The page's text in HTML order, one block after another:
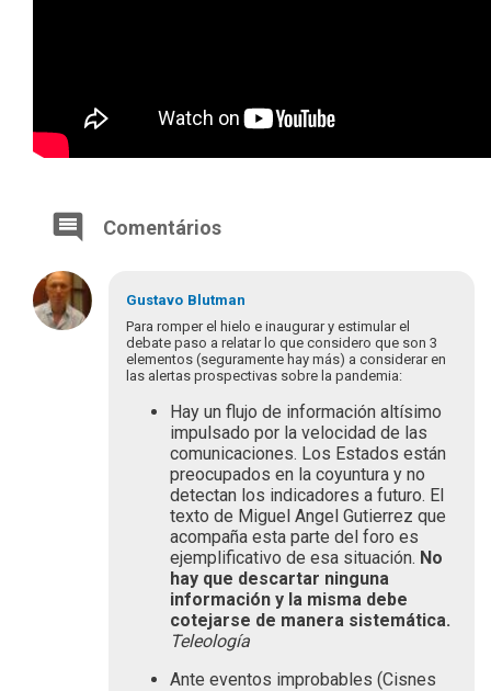
Comentários
Gustavo Blutman
Para romper el hielo e inaugurar y estimular el
debate paso a relatar lo que considero que son 3
elementos (seguramente hay más) a considerar en
las alertas prospectivas sobre la pandemia:
Hay un flujo de información altísimo
impulsado por la velocidad de las
comunicaciones. Los Estados están
preocupados en la coyuntura y no
detectan los indicadores a futuro. El
texto de Miguel Angel Gutierrez que
acompaña esta parte del foro es
ejemplificativo de esa situación. No
hay que descartar ninguna
información y la misma debe
cotejarse de manera sistemática.
Teleología
Ante eventos improbables (Cisnes